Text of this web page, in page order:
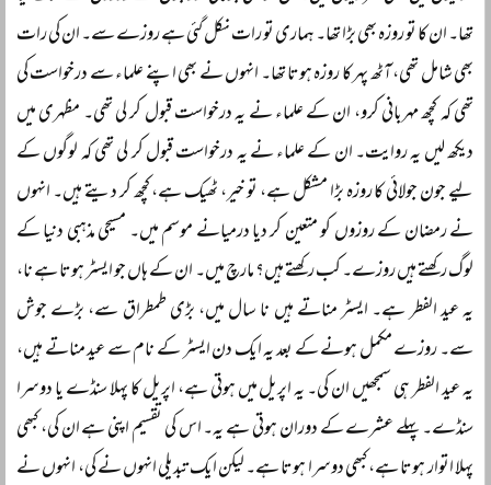
تھا۔ ان کا تو روزہ بھی بڑا تھا۔ ہماری تو رات نکل گئی ہے روزے سے۔ ان کی رات
بھی شامل تھی، آٹھ پہر کا روزہ ہوتا تھا۔ انہوں نے بھی اپنے علماء سے درخواست کی
تھی کہ کچھ مہربانی کرو، ان کے علماء نے یہ درخواست قبول کر لی تھی۔ مظہری میں
دیکھ لیں یہ روایت۔ ان کے علماء نے یہ درخواست قبول کر لی تھی کہ لوگوں کے
لیے جون جولائی کا روزہ بڑا مشکل ہے، تو خیر، ٹھیک ہے، کچھ کر دیتے ہیں۔ انہوں
نے رمضان کے روزوں کو متعین کر دیا درمیانے موسم میں۔ مسیحی مذہبی دنیا کے
لوگ رکھتے ہیں روزے۔ کب رکھتے ہیں؟ مارچ میں۔ ان کے ہاں جو ایسٹر ہوتا ہے نا،
یہ عید الفطر ہے۔ ایسٹر مناتے ہیں نا سال میں، بڑی طمطراق سے، بڑے جوش
سے۔ روزے مکمل ہونے کے بعد یہ ایک دن ایسٹر کے نام سے عید مناتے ہیں،
یہ عید الفطر ہی سمجھیں ان کی۔ یہ اپریل میں ہوتی ہے، اپریل کا پہلا سنڈے یا دوسرا
سنڈے۔ پہلے عشرے کے دوران ہوتی ہے یہ۔ اس کی تقسیم اپنی ہے ان کی، کبھی
پہلا اتوار ہوتا ہے، کبھی دوسرا ہوتا ہے۔ لیکن ایک تبدیلی انہوں نے کی، انہوں نے